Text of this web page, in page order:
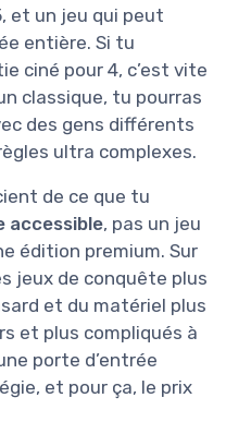
et un jeu qui peut
entière. Si tu
ciné pour 4, c’est vite
classique, tu pourras
des gens différents
ultra complexes.
de ce que tu
accessible, pas un jeu
édition premium. Sur
jeux de conquête plus
et du matériel plus
et plus compliqués à
porte d’entrée
et pour ça, le prix